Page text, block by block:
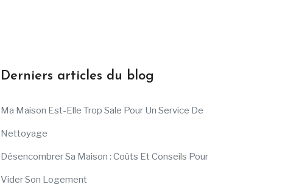
Derniers articles du blog
Ma Maison Est-Elle Trop Sale Pour Un Service De
Nettoyage
Désencombrer Sa Maison : Coûts Et Conseils Pour
Vider Son Logement